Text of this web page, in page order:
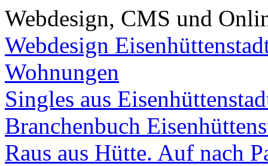
Webdesign, CMS und
Webdesign
Wohnungen
Singles aus
Branchenbuch
Raus aus Hütte. Auf nach